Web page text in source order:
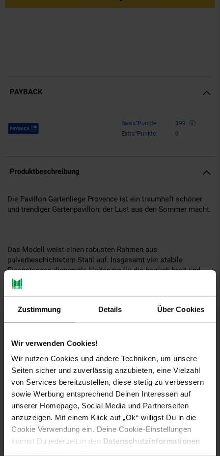
Zustimmung Details Über Cookies
Wir verwenden Cookies!
Wir nutzen Cookies und andere Techniken, um unsere
Seiten sicher und zuverlässig anzubieten, eine Vielzahl
von Services bereitzustellen, diese stetig zu verbessern
sowie Werbung entsprechend Deinen Interessen auf
unserer Homepage, Social Media und Partnerseiten
anzuzeigen. Mit einem Klick auf „Ok“ willigst Du in die
Cookie Verwendung ein. Deine Cookie-Einstellungen
kannst Du jederzeit in den Datenschutzinformationen
PAYBACK
Payback Punkte Basis°Punkte:
399
Extra°Punkte:
0
Produktbeschreibung
Die Pavillon Gartenliege Provence ist ein traumhaft schöner
und trendiger Gartenpavillon, der Lust aus den Sommer macht.
Das Modell weist einen robusten Rahmen aus
pulverbeschichtetem Stahl auf. Insgesamt vier stabile
Eisenstangen dienen als Halterung für die herrlich breit und
tief gestaltete Sitzbank. Arm - und Rückenlehne wurden aus
robustem Polyrattan gefertigt. Sonnenschutz oder Sonnenliege
Möglichkeiten. Das Highlight stellen die weichen Kissen sowie
die traumhaft schönen Vorhänge dar, die ebenfalls zum
Der Gartenpavillon stellt ebenfalls einen wunderbaren Sonnen -
und Windschutz dar. Die dicht gewebten Vorhänge aus 100%
Polyester halten allzu grelles Sonnenlicht sowie etwas
stärkeren Wind ab. Gleichzeitig ist das Material für die
Vorhänge wasserabweisend, sodass du beim entspannten
Träumen in deinem Gartenpavillon auch bei einem leichten
Sommerregen nicht gleich ins Haus eilen musst.